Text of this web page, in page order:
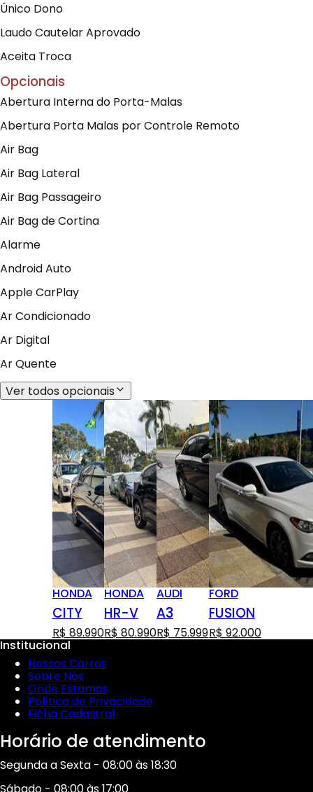
Único Dono
Laudo Cautelar Aprovado
Aceita Troca
Opcionais
Abertura Interna do Porta-Malas
Abertura Porta Malas por Controle Remoto
Air Bag
Air Bag Lateral
Air Bag Passageiro
Air Bag de Cortina
Alarme
Android Auto
Apple CarPlay
Ar Condicionado
Ar Digital
Ar Quente
Ver todos opcionais
HONDA
CITY
R$ 89.990
HONDA
HR-V
R$ 80.990
AUDI
A3
R$ 75.999
FORD
FUSION
R$ 92.000
Institucional
Nossos Carros
Sobre Nós
Onde Estamos
Política de Privacidade
Ficha Cadastral
Horário de atendimento
Segunda a Sexta - 08:00 às 18:30